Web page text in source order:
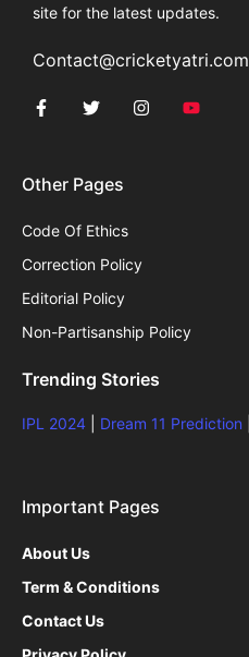
site for the latest updates.
Contact@cricketyatri.com
Other Pages
Code Of Ethics
Correction Policy
Editorial Policy
Non-Partisanship Policy
Trending Stories
IPL 2024 Dream 11 Prediction
Important Pages
About Us
Term & Conditions
Contact Us